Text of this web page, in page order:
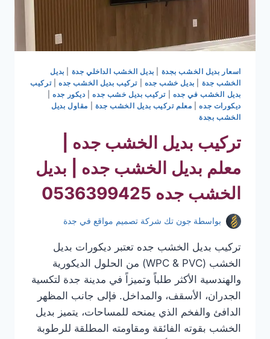
اسعار بديل الخشب بجدة بديل الخشب الداخلي جدة
بديل
الخشب جدة
بديل خشب جده |تركيب بديل الخشب جده |تركيب
بديل الخشب في جده
تركيب بديل خشب جده| ديكور جده|
ديكورات جده| معلم تركيب بديل الخشب جدة
مقاول بديل
الخشب بجدة
تركيب بديل الخشب جده |
معلم بديل الخشب جده | بديل
الخشب جده 0536399425
بواسطة جون تك شركة تصميم مواقع في جدة
تركيب بديل الخشب جده تعتبر ديكورات بديل
الخشب (WPC & PVC) من الحلول الديكورية
والهندسية الأكثر طلباً وتميزاً في مدينة جدة لتكسية
الجدران، الأسقف، والمداخل. فإلى جانب المظهر
الدافئ والفخم الذي يمنحه للمساحات، يتميز بديل
الخشب بقوته الفائقة ومقاومته المطلقة للرطوبة